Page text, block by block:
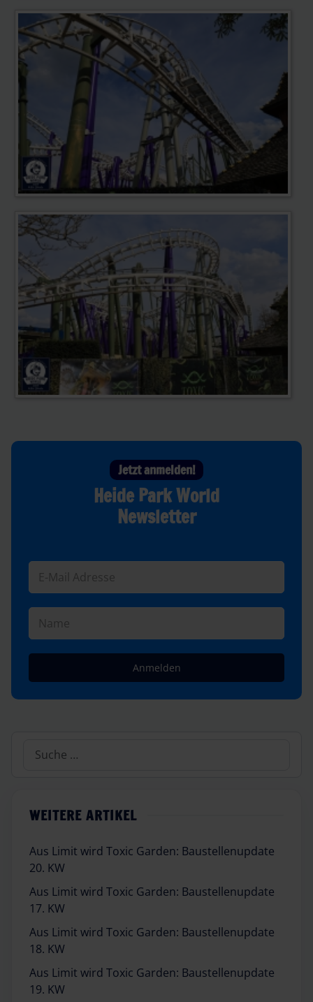
Jetzt anmelden!
Heide Park World
Newsletter
Anmelden
Suchen
WEITERE ARTIKEL
Aus Limit wird Toxic Garden: Baustellenupdate
20. KW
Aus Limit wird Toxic Garden: Baustellenupdate
17. KW
Aus Limit wird Toxic Garden: Baustellenupdate
18. KW
Aus Limit wird Toxic Garden: Baustellenupdate
19. KW